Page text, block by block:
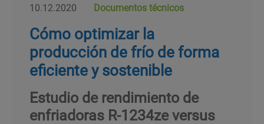
10.12.2020 Documentos técnicos
Cómo optimizar la
producción de frío de forma
eficiente y sostenible
Estudio de rendimiento de
enfriadoras R-1234ze versus